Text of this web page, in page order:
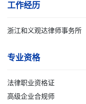
工作经历
浙江和义观达律师事务所
专业资格
法律职业资格证
高级企业合规师